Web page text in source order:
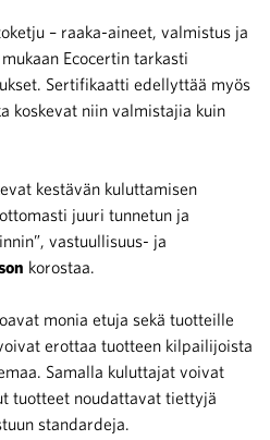
– raaka-aineet, valmistus ja
Ecocertin tarkasti
Sertifikaatti edellyttää myös
koskevat niin valmistajia kuin
kestävän kuluttamisen
juuri tunnetun ja
vastuullisuus- ja
korostaa.
monia etuja sekä tuotteille
erottaa tuotteen kilpailijoista
Samalla kuluttajat voivat
tuotteet noudattavat tiettyjä
standardeja.